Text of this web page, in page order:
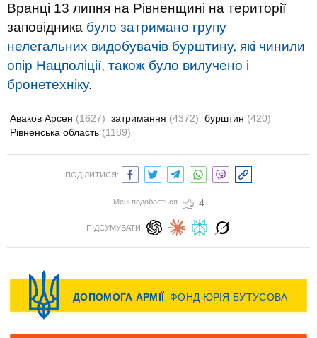
Вранці 13 липня на Рівненщині на території
заповідника було затримано групу
нелегальних видобувачів бурштину, які чинили
опір Нацполіції, також було вилучено і
бронетехніку.
Аваков Арсен (1627) затримання (4372) бурштин (420)
Рівненська область (1189)
ПОДІЛИТИСЯ:
Мені подобається 4
ПІДСУМУВАТИ: